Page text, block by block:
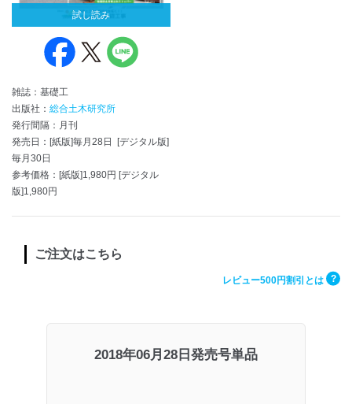
試し読み
雑誌：基礎工
出版社： 総合土木研究所
発行間隔：月刊
発売日：[紙版]毎月28日 [デジタル版]
毎月30日
参考価格：[紙版]1,980円 [デジタル
版]1,980円
ご注文はこちら
レビュー500円割引とは ?
2018年06月28日発売号単品